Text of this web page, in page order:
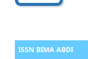
ISSN BIMA ABDI